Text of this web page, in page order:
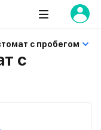
с пробегом
с